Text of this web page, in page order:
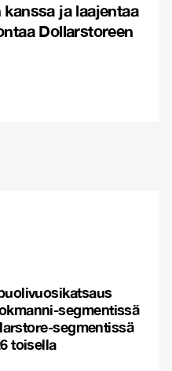
ja laajentaa
Dollarstoreen
segmentissä
segmentissä
toisella